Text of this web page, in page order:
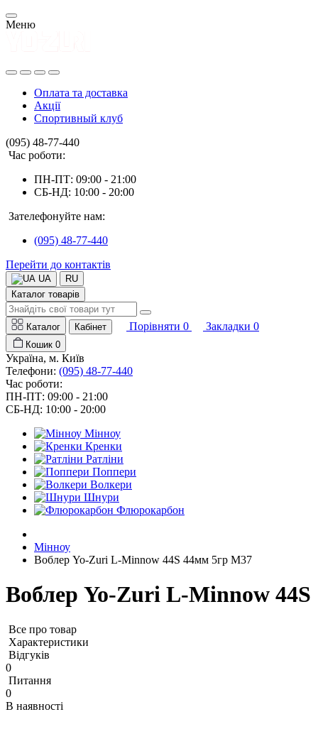
Меню
Оплата та доставка
Акції
Спортивный клуб
(095) 48-77-440
Час роботи:
ПН-ПТ: 09:00 - 21:00
СБ-НД: 10:00 - 20:00
Зателефонуйте нам:
(095) 48-77-440
Перейти до контактів
UA
RU
Каталог товарів
Каталог Кабінет Порівняти 0 Закладки 0
Кошик 0
Україна, м. Київ
Телефони: (095) 48-77-440
Час роботи:
ПН-ПТ: 09:00 - 21:00
СБ-НД: 10:00 - 20:00
Мінноу
Кренки
Ратліни
Поппери
Волкери
Шнури
Флюрокарбон
Мінноу
Воблер Yo-Zuri L-Minnow 44S 44мм 5гр M37
Воблер Yo-Zuri L-Minnow 44S
Все про товар
Характеристики
Відгуків
0
Питання
0
В наявності